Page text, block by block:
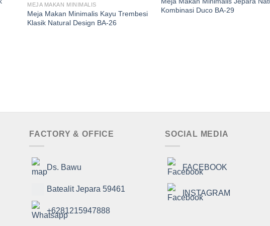
MEJA MAKAN MINIMALIS
Meja Makan Minimalis Kayu Trembesi
Klasik Natural Design BA-26
Kombinasi Duco BA-29
FACTORY & OFFICE
Ds. Bawu
Batealit Jepara 59461
+6281215947888
SOCIAL MEDIA
FACEBOOK
INSTAGRAM